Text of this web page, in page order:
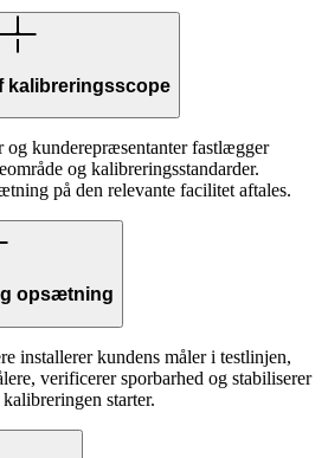
kunderepræsentanter fastlægger
og kalibreringsstandarder.
på den relevante facilitet aftales.
opsætning
installerer kundens måler i testlinjen,
verificerer sporbarhed og stabiliserer
starter.